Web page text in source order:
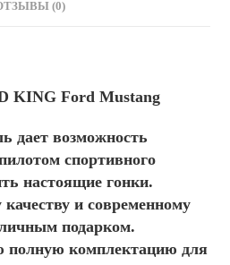
(0)
KING Ford Mustang
дает возможность
спортивного
настоящие гонки.
и современному
подарком.
полную комплектацию для